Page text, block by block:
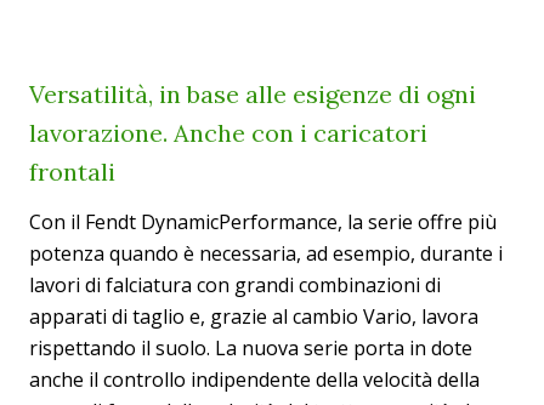
Versatilità, in base alle esigenze di ogni
lavorazione. Anche con i caricatori
frontali
Con il Fendt DynamicPerformance, la serie offre più
potenza quando è necessaria, ad esempio, durante i
lavori di falciatura con grandi combinazioni di
apparati di taglio e, grazie al cambio Vario, lavora
rispettando il suolo. La nuova serie porta in dote
anche il controllo indipendente della velocità della